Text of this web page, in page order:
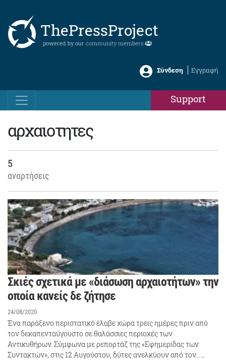
ThePressProject
powered by our community members
Σύνδεση Εγγραφή
Support
αρχαιοτητες
5
αναρτήσεις
Σκιές σχετικά με «διάσωση αρχαιοτήτων» την
οποία κανείς δε ζήτησε
24/08/2020
Ένα παράξενο περιστατικό έλαβε χώρα τρεις ημέρες πριν από
τον δεκαπενταύγουστο σε θαλάσσιες περιοχές των
Αντικυθήρων. Σύμφωνα με ρεπορτάζ της «Εφημερίδας των
Συντακτών», στις 12 Αυγούστου, δύτες ανελκύουν από τον……